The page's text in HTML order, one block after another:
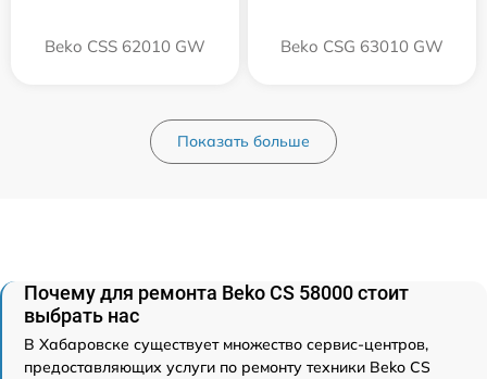
Beko CSS 62010 GW Beko CSG 63010 GW
Показать больше
Почему для ремонта Beko CS 58000 стоит
выбрать нас
В Хабаровске существует множество сервис-центров,
предоставляющих услуги по ремонту техники Beko CS